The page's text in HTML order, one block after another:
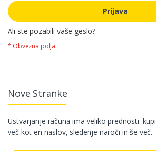
Prijava
Ali ste pozabili vaše geslo?
Nove Stranke
Ustvarjanje računa ima veliko prednosti:
več kot en naslov, sledenje naroči in še več.